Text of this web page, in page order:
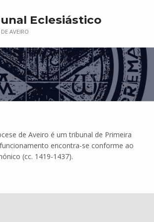
Eclesiástico
AVEIRO
de Aveiro é um tribunal de Primeira
encontra-se conforme ao
(cc. 1419-1437).